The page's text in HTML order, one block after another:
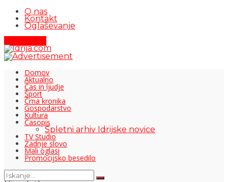
O nas
Kontakt
Oglaševanje
Domov
Aktualno
Čas in ljudje
Šport
Črna kronika
Gospodarstvo
Kultura
Časopis
Spletni arhiv Idrijske novice
TV Studio
Zadnje slovo
Mali oglasi
Promocijsko besedilo